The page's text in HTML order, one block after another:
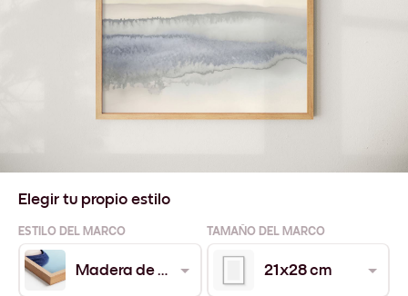
Elegir tu propio estilo
ESTILO DEL MARCO TAMAÑO DEL MARCO
Madera de Roble 21x28 cm